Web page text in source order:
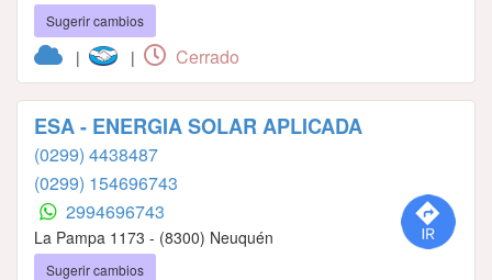
Sugerir cambios
| | Cerrado
ESA - ENERGIA SOLAR APLICADA
(0299) 4438487
(0299) 154696743
2994696743
La Pampa 1173 - (8300) Neuquén
Sugerir cambios